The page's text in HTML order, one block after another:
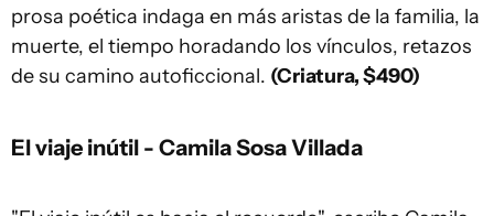
prosa poética indaga en más aristas de la familia, la
muerte, el tiempo horadando los vínculos, retazos
de su camino autoficcional. (Criatura, $490)
El viaje inútil - Camila Sosa Villada